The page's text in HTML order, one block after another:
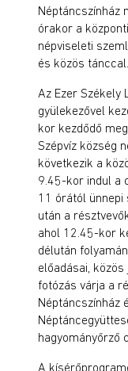
Néptáncszínház
órakor a
népviseleti
és közös tánccal.
Az Ezer Székely
gyülekezővel
kor kezdődő
Szépvíz község
következik a
9.45-kor indul a
11 órától
után a
ahol 12.45-kor
délután
előadásai,
fotózás várja a
Néptáncszínház
hagyományőrző
A